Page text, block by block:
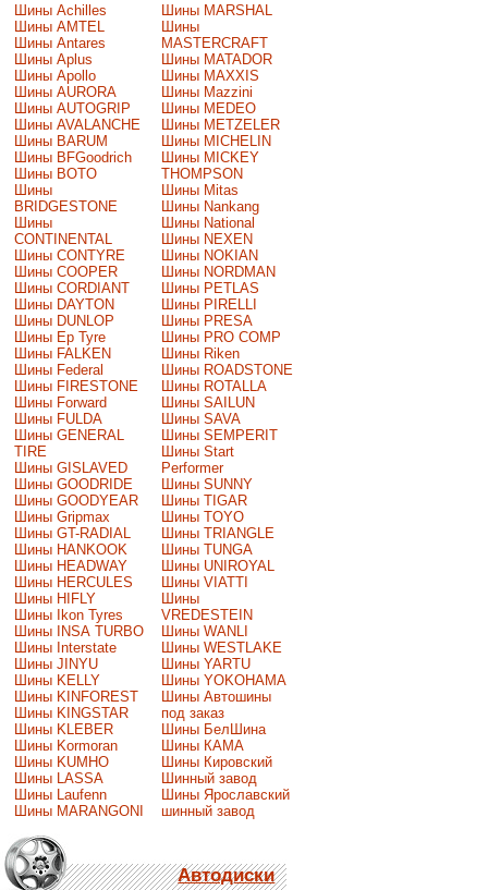
Шины Achilles
Шины AMTEL
Шины Antares
Шины Aplus
Шины Apollo
Шины AURORA
Шины AUTOGRIP
Шины AVALANCHE
Шины BARUM
Шины BFGoodrich
Шины BOTO
Шины
BRIDGESTONE
Шины
CONTINENTAL
Шины CONTYRE
Шины COOPER
Шины CORDIANT
Шины DAYTON
Шины DUNLOP
Шины Ep Tyre
Шины FALKEN
Шины Federal
Шины FIRESTONE
Шины Forward
Шины FULDA
Шины GENERAL
TIRE
Шины GISLAVED
Шины GOODRIDE
Шины GOODYEAR
Шины Gripmax
Шины GT-RADIAL
Шины HANKOOK
Шины HEADWAY
Шины HERCULES
Шины HIFLY
Шины Ikon Tyres
Шины INSA TURBO
Шины Interstate
Шины JINYU
Шины KELLY
Шины KINFOREST
Шины KINGSTAR
Шины KLEBER
Шины Kormoran
Шины KUMHO
Шины LASSA
Шины Laufenn
Шины MARANGONI
Шины MARSHAL
Шины
MASTERCRAFT
Шины MATADOR
Шины MAXXIS
Шины Mazzini
Шины MEDEO
Шины METZELER
Шины MICHELIN
Шины MICKEY
THOMPSON
Шины Mitas
Шины Nankang
Шины National
Шины NEXEN
Шины NOKIAN
Шины NORDMAN
Шины PETLAS
Шины PIRELLI
Шины PRESA
Шины PRO COMP
Шины Riken
Шины ROADSTONE
Шины ROTALLA
Шины SAILUN
Шины SAVA
Шины SEMPERIT
Шины Start
Performer
Шины SUNNY
Шины TIGAR
Шины TOYO
Шины TRIANGLE
Шины TUNGA
Шины UNIROYAL
Шины VIATTI
Шины
VREDESTEIN
Шины WANLI
Шины WESTLAKE
Шины YARTU
Шины YOKOHAMA
Шины Автошины
под заказ
Шины БелШина
Шины КАМА
Шины Кировский
Шинный завод
Шины Ярославский
шинный завод
Автодиски